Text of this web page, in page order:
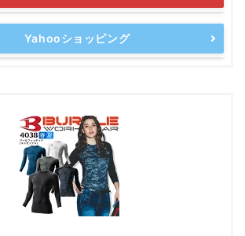
Yahooショッピング